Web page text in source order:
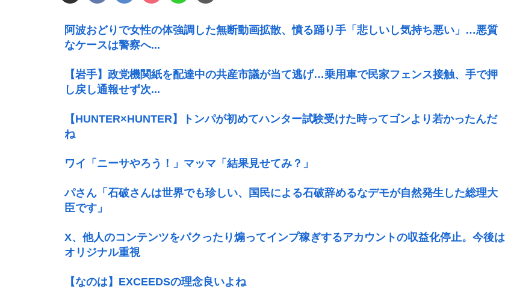
阿波おどりで女性の体強調した無断動画拡散、憤る踊り手「悲しいし気持ち悪い」…悪質
なケースは警察へ...
【岩手】政党機関紙を配達中の共産市議が当て逃げ…乗用車で民家フェンス接触、手で押
し戻し通報せず次...
【HUNTER×HUNTER】トンパが初めてハンター試験受けた時ってゴンより若かったんだ
ね
ワイ「ニーサやろう！」マッマ「結果見せてみ？」
パさん「石破さんは世界でも珍しい、国民による石破辞めるなデモが自然発生した総理大
臣です」
X、他人のコンテンツをパクったり煽ってインプ稼ぎするアカウントの収益化停止。今後は
オリジナル重視
【なのは】EXCEEDSの理念良いよね